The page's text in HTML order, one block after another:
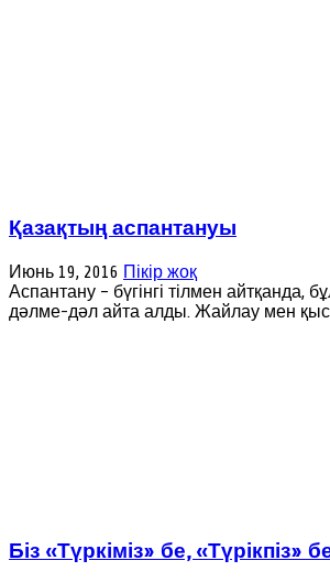
Қазақтың аспантануы
Июнь 19, 2016 Пікір жоқ
Аспантану – бүгінгі тілмен
дәлме-дәл айта алды. Жайлау мен
Біз «Түркіміз» бе, «Түрікпіз»